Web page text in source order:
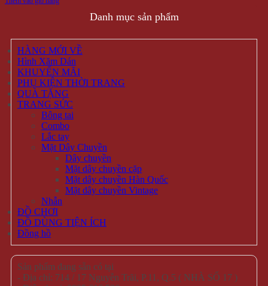
Danh mục sản phẩm
HÀNG MỚI VỀ
Hình Xăm Dán
KHUYẾN MÃI
PHỤ KIỆN THỜI TRANG
QUÀ TẶNG
TRANG SỨC
Bông tai
Combo
Lắc tay
Mặt Dây Chuyền
Dây chuyền
Mặt dây chuyền cặp
Mặt dây chuyền Hàn Quốc
Mặt dây chuyền Vintage
Nhẫn
ĐỒ CHƠI
ĐỒ DÙNG TIỆN ÍCH
Đồng hồ
Sản phẩm đang sẵn có tại
- Địa chỉ: 714 / 17 Nguyễn Trãi, P.11, Q.5 ( NHÀ SỐ 17 )